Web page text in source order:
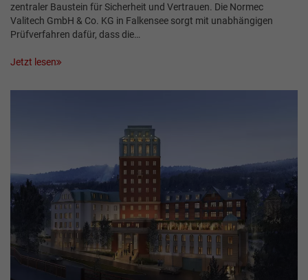
zentraler Baustein für Sicherheit und Vertrauen. Die Normec
Valitech GmbH & Co. KG in Falkensee sorgt mit unabhängigen
Prüfverfahren dafür, dass die…
Jetzt lesen